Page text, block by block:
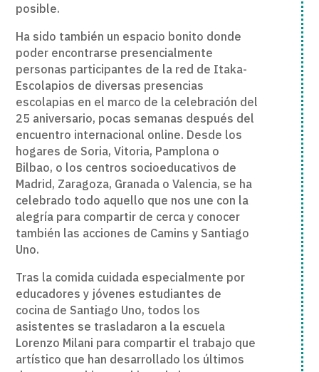
posible.
Ha sido también un espacio bonito donde
poder encontrarse presencialmente
personas participantes de la red de Itaka-
Escolapios de diversas presencias
escolapias en el marco de la celebración del
25 aniversario, pocas semanas después del
encuentro internacional online. Desde los
hogares de Soria, Vitoria, Pamplona o
Bilbao, o los centros socioeducativos de
Madrid, Zaragoza, Granada o Valencia, se ha
celebrado todo aquello que nos une con la
alegría para compartir de cerca y conocer
también las acciones de Camins y Santiago
Uno.
Tras la comida cuidada especialmente por
educadores y jóvenes estudiantes de
cocina de Santiago Uno, todos los
asistentes se trasladaron a la escuela
Lorenzo Milani para compartir el trabajo que
artístico que han desarrollado los últimos